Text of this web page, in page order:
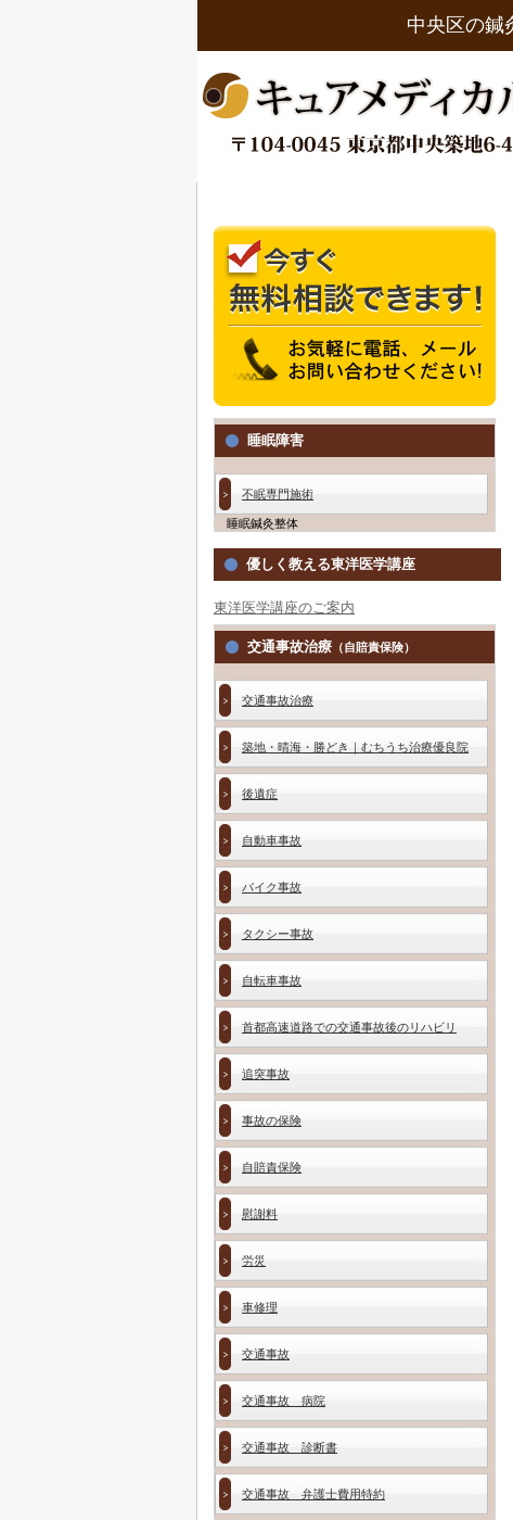
中央区の鍼
睡眠障害
不眠専門施術
睡眠鍼灸整体
優しく教える東洋医学講座
東洋医学講座のご案内
交通事故治療 （自賠責保険）
交通事故治療
築地・晴海・勝どき｜むちうち治療優良院
後遺症
自動車事故
バイク事故
タクシー事故
自転車事故
首都高速道路での交通事故後のリハビリ
追突事故
事故の保険
自賠責保険
慰謝料
労災
車修理
交通事故
交通事故 病院
交通事故 診断書
交通事故 弁護士費用特約